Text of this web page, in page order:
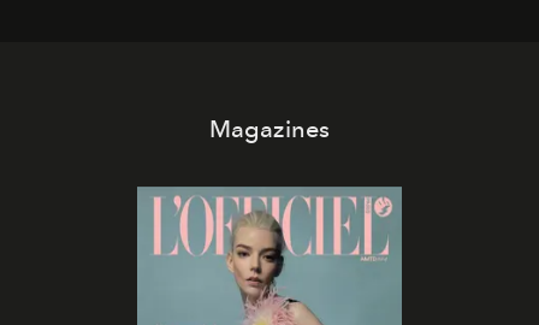
Magazines